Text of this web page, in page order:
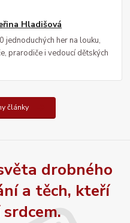
Hladišová
jednoduchých her na louku,
prarodiče i vedoucí dětských
články
drobného
a těch, kteří